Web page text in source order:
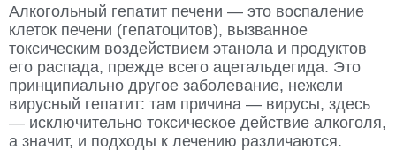
Алкогольный гепатит печени — это воспаление
клеток печени (гепатоцитов), вызванное
токсическим воздействием этанола и продуктов
его распада, прежде всего ацетальдегида. Это
принципиально другое заболевание, нежели
вирусный гепатит: там причина — вирусы, здесь
— исключительно токсическое действие алкоголя,
а значит, и подходы к лечению различаются.